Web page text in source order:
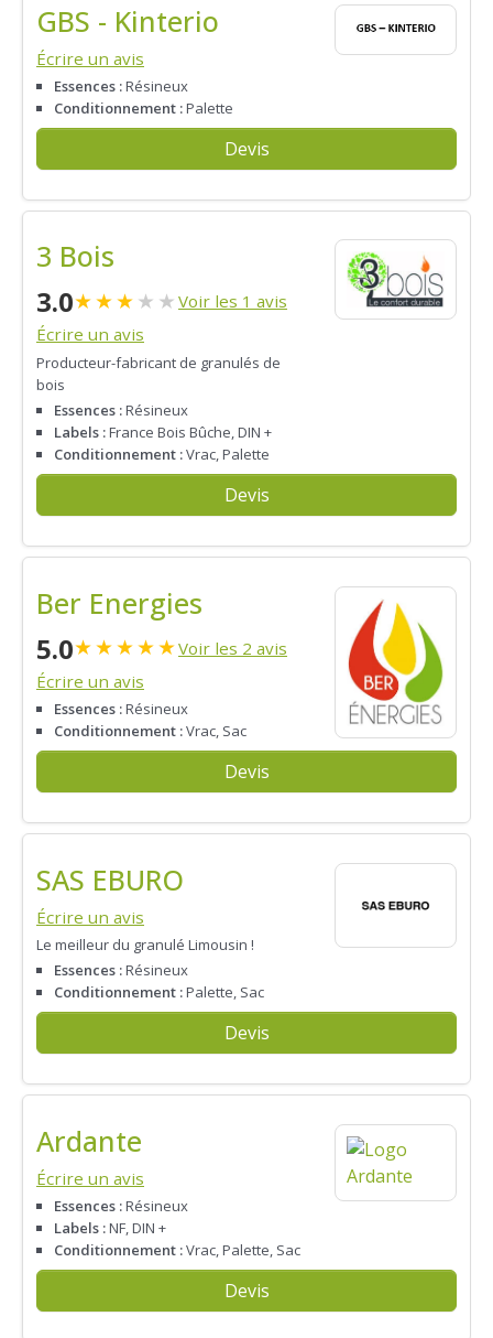
GBS - Kinterio
Écrire un avis
Essences :Résineux
Conditionnement :Palette
Devis
3 Bois
3.0★★★★ ★ Voir les 1 avis
Écrire un avis
Producteur-fabricant de granulés de
bois
Essences :Résineux
Labels :France Bois Bûche, DIN +
Conditionnement :Vrac, Palette
Devis
Ber Energies
5.0★★★★★Voir les 2 avis
Écrire un avis
Essences :Résineux
Conditionnement :Vrac, Sac
Devis
SAS EBURO
Écrire un avis
Le meilleur du granulé Limousin !
Essences :Résineux
Conditionnement :Palette, Sac
Devis
Ardante
Écrire un avis
Essences :Résineux
Labels :NF, DIN +
Conditionnement :Vrac, Palette, Sac
Devis